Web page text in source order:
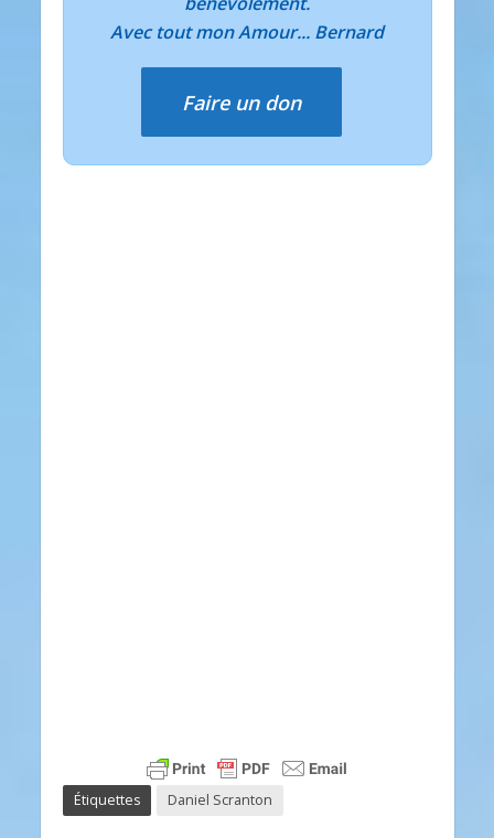
Avec tout mon Amour... Bernard
Faire un don
Étiquettes Daniel Scranton